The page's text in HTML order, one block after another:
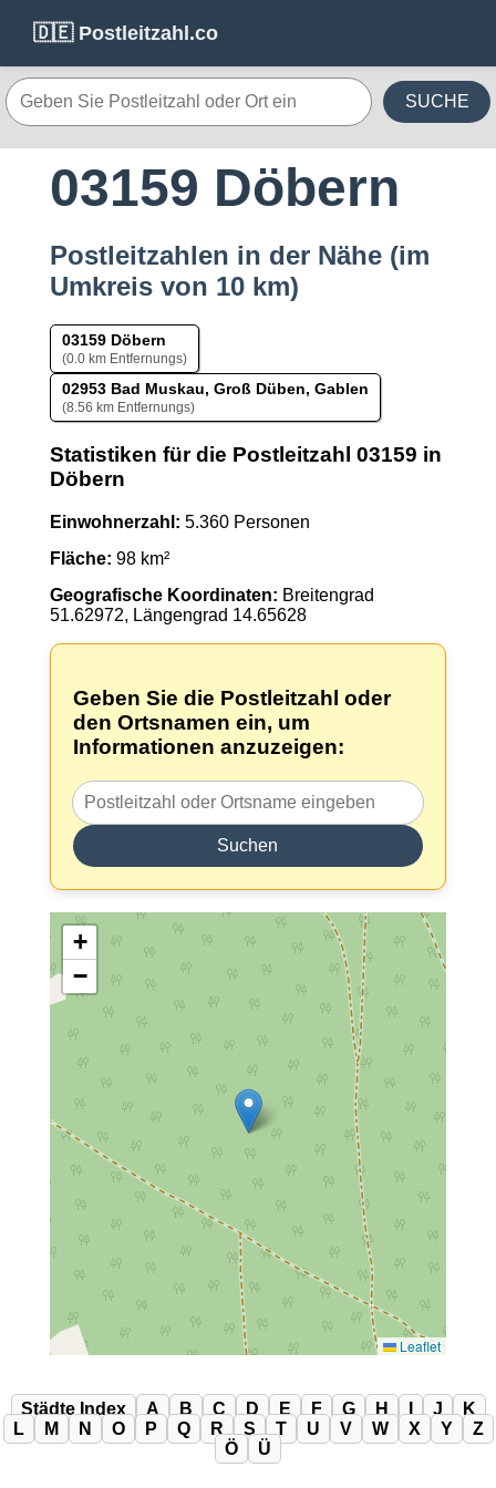
🇩🇪 Postleitzahl.co
SUCHE
03159 Döbern
Postleitzahlen in der Nähe (im
Umkreis von 10 km)
03159 Döbern
(0.0 km Entfernungs)
02953 Bad Muskau, Groß Düben, Gablen
(8.56 km Entfernungs)
Statistiken für die Postleitzahl 03159 in
Döbern
Einwohnerzahl: 5.360 Personen
Fläche: 98 km²
Geografische Koordinaten: Breitengrad
51.62972, Längengrad 14.65628
Geben Sie die Postleitzahl oder
den Ortsnamen ein, um
Informationen anzuzeigen:
Suchen
+
−
Leaflet
Städte Index A B C D E F G H J
K
L
M N O P Q R S T U V W X Y
Z
Ö
Ü